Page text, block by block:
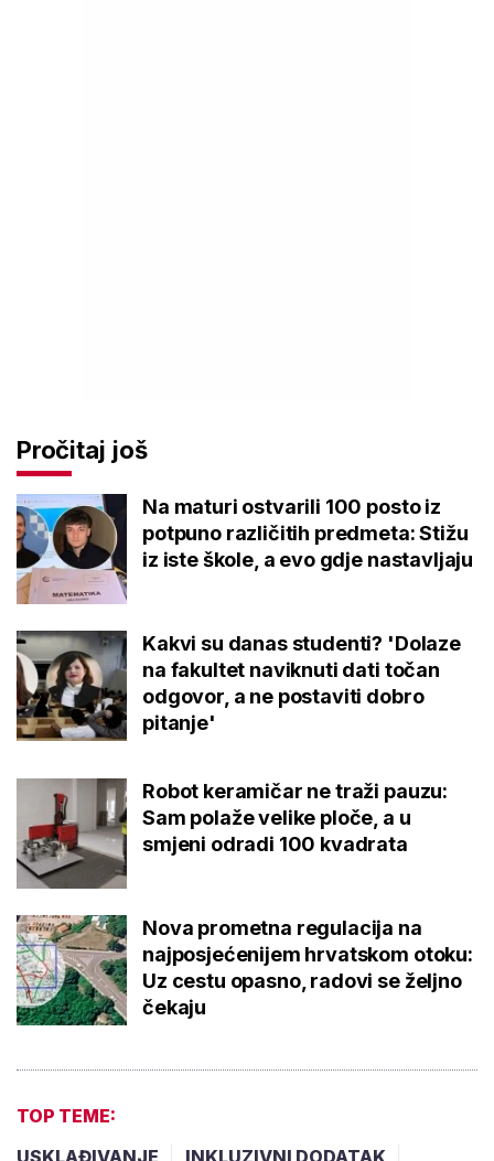
Pročitaj još
Na maturi ostvarili 100 posto iz
potpuno različitih predmeta: Stižu
iz iste škole, a evo gdje nastavljaju
Kakvi su danas studenti? 'Dolaze
na fakultet naviknuti dati točan
odgovor, a ne postaviti dobro
pitanje'
Robot keramičar ne traži pauzu:
Sam polaže velike ploče, a u
smjeni odradi 100 kvadrata
Nova prometna regulacija na
najposjećenijem hrvatskom otoku:
Uz cestu opasno, radovi se željno
čekaju
TOP TEME:
USKLAĐIVANJE
INKLUZIVNI DODATAK